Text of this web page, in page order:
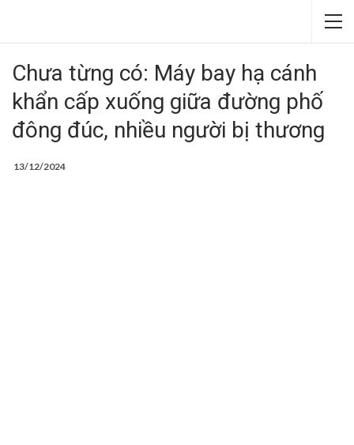
Chưa từng có: Máy bay hạ cánh
khẩn cấp xuống giữa đường phố
đông đúc, nhiều người bị thương
13/12/2024